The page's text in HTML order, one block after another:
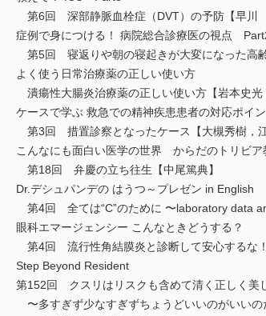
第6回 深部静脈血栓症（DVT）の予防【早川
症例で身につける！ 病院総合診療医の視点
第5回 寝返りや朝の寝起きが大変になった高
よく使う日常治療薬の正しい使い方
潰瘍性大腸炎治療薬の正しい使い方【岩本史
ケースで学ぶ 救急での精神疾患患者の対応ポイン
第3回 措置診察となったケース【大槻秀樹，
こんなにも面白い医学の世界 からだのトリビア
第18回 弁慶の立ち往生【中尾篤典】
Dr.デシュパンデの はうつ～プレゼン in English
第4回 全ては“C”のために 〜laboratory data
眼科エマージェンシー こんなときどうする？
第4回 流行性角結膜炎と診断して安心するな！
Step Beyond Resident
第152回 クスリはリスクも含めて清く正しく美
〜多すぎず少なすぎずちょうどいいのがいい